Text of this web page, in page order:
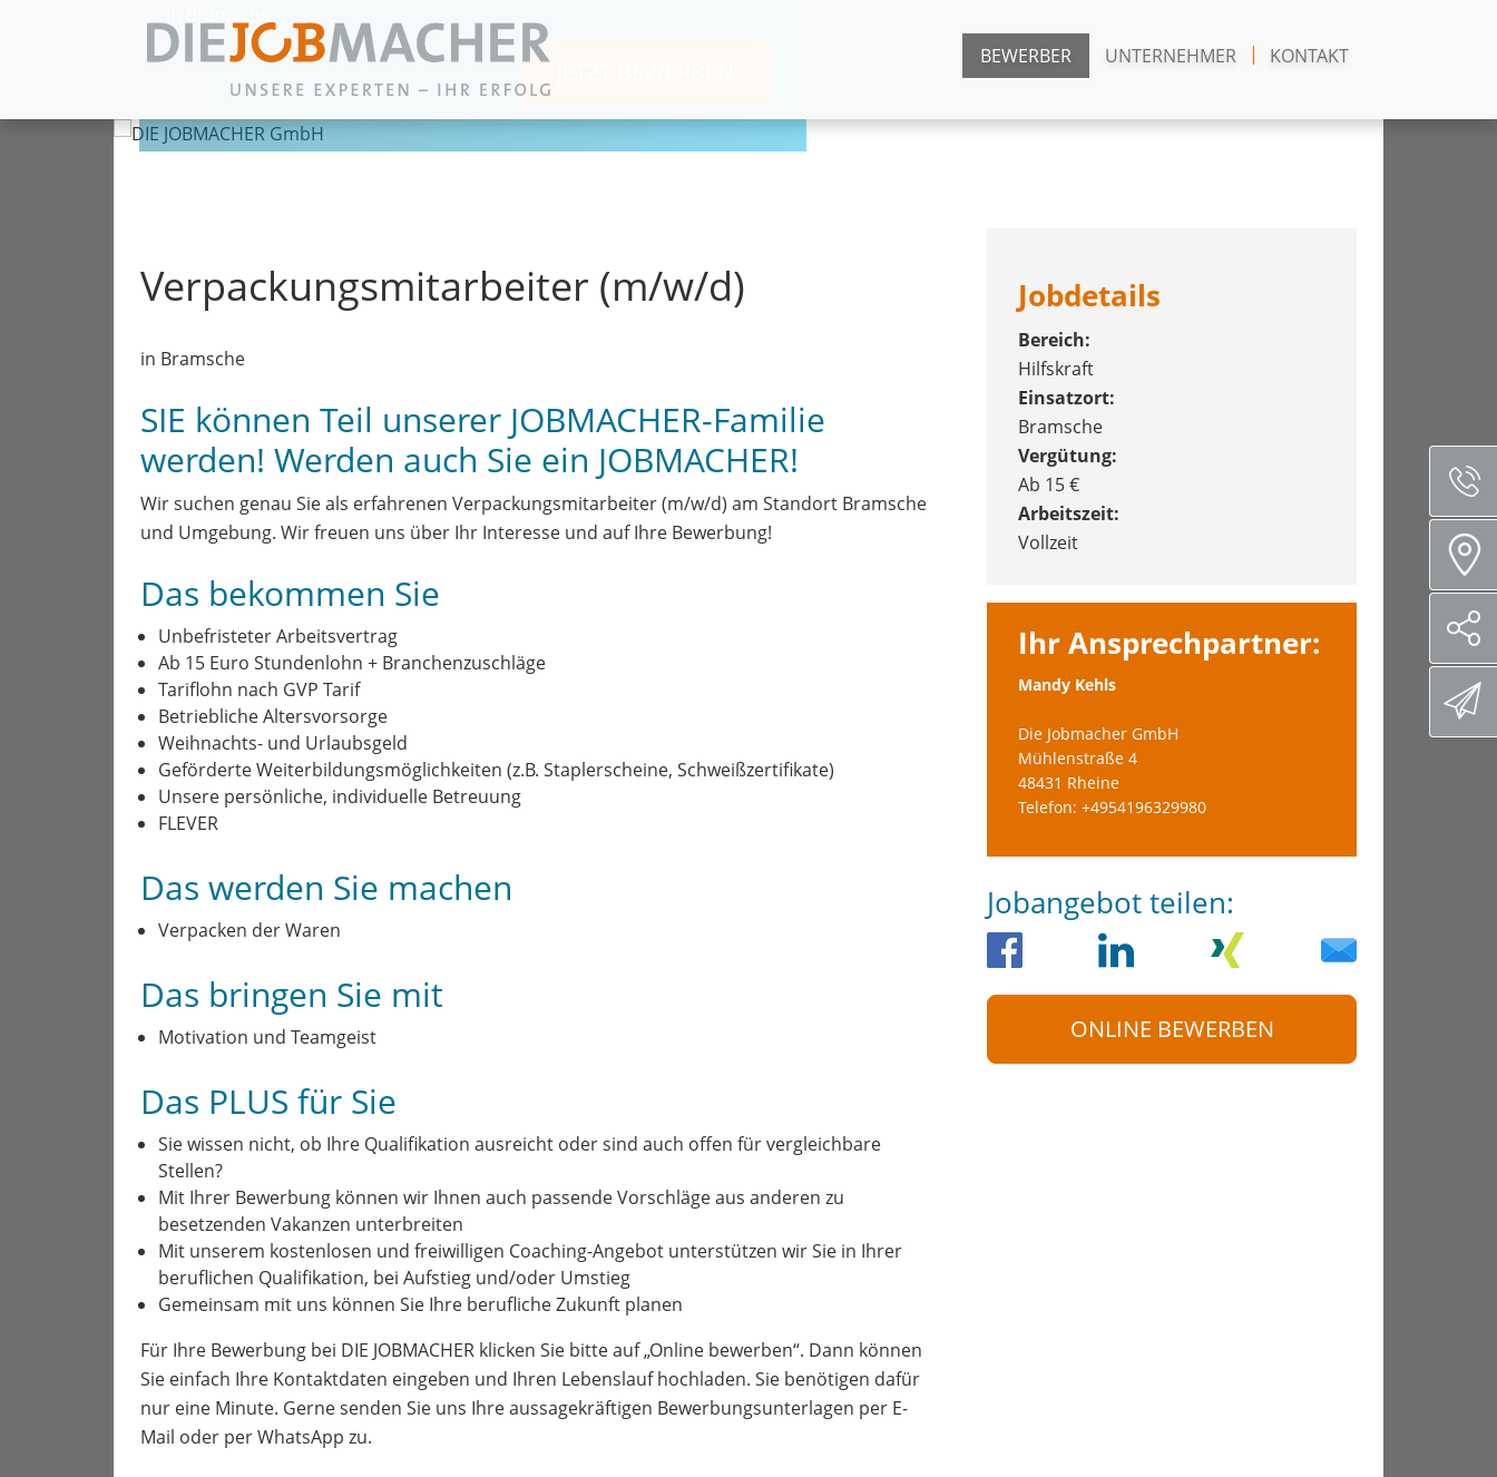
Zum Inhalt springen
BEWERBER UNTERNEHMER KONTAKT
Verpackungsmitarbeiter (m/w/d)
in Bramsche
SIE können Teil unserer JOBMACHER-Familie
werden! Werden auch Sie ein JOBMACHER!
Wir suchen genau Sie als erfahrenen Verpackungsmitarbeiter (m/w/d) am Standort Bramsche
und Umgebung. Wir freuen uns über Ihr Interesse und auf Ihre Bewerbung!
Das bekommen Sie
Unbefristeter Arbeitsvertrag
Ab 15 Euro Stundenlohn + Branchenzuschläge
Tariflohn nach GVP Tarif
Betriebliche Altersvorsorge
Weihnachts- und Urlaubsgeld
Geförderte Weiterbildungsmöglichkeiten (z.B. Staplerscheine, Schweißzertifikate)
Unsere persönliche, individuelle Betreuung
FLEVER
Das werden Sie machen
Verpacken der Waren
Das bringen Sie mit
Motivation und Teamgeist
Das PLUS für Sie
Sie wissen nicht, ob Ihre Qualifikation ausreicht oder sind auch offen für vergleichbare
Stellen?
Mit Ihrer Bewerbung können wir Ihnen auch passende Vorschläge aus anderen zu
besetzenden Vakanzen unterbreiten
Mit unserem kostenlosen und freiwilligen Coaching-Angebot unterstützen wir Sie in Ihrer
beruflichen Qualifikation, bei Aufstieg und/oder Umstieg
Gemeinsam mit uns können Sie Ihre berufliche Zukunft planen
Für Ihre Bewerbung bei DIE JOBMACHER klicken Sie bitte auf „Online bewerben“. Dann können
Sie einfach Ihre Kontaktdaten eingeben und Ihren Lebenslauf hochladen. Sie benötigen dafür
nur eine Minute. Gerne senden Sie uns Ihre aussagekräftigen Bewerbungsunterlagen per E-
Mail oder per WhatsApp zu.
Jobdetails
Bereich:
Hilfskraft
Einsatzort:
Bramsche
Vergütung:
Ab 15 €
Arbeitszeit:
Vollzeit
Ihr Ansprechpartner:
Mandy Kehls
Die Jobmacher GmbH
Mühlenstraße 4
48431 Rheine
Telefon: +4954196329980
Jobangebot teilen:
ONLINE BEWERBEN